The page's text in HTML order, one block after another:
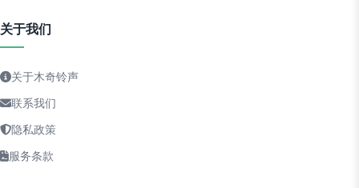
关于我们
关于木奇铃声
联系我们
隐私政策
服务条款